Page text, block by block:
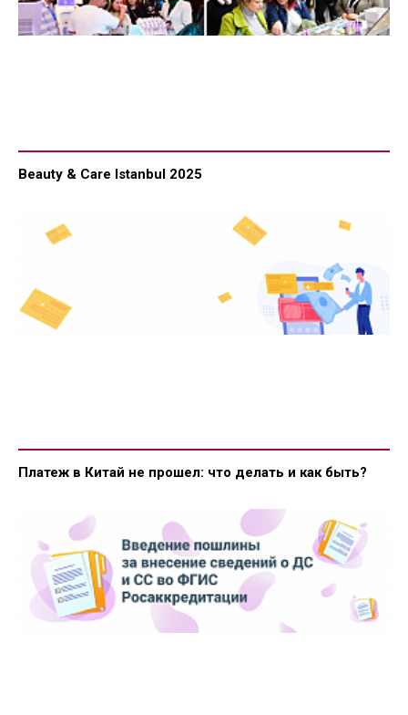
Beauty & Care Istanbul 2025
Платеж в Китай не прошел: что делать и как быть?